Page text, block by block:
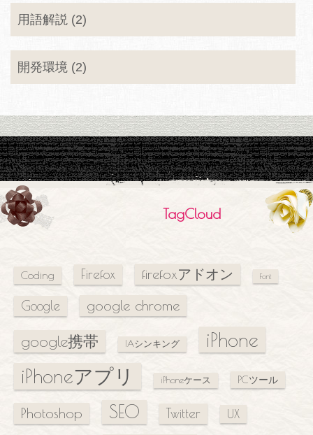
用語解説 (2)
開発環境 (2)
TagCloud
Coding Firefox firefoxアドオン Font
Google google chrome
google携帯 IAシンキング
iPhone
iPhoneアプリ
iPhoneケース PCツール
Photoshop SEO Twitter UX